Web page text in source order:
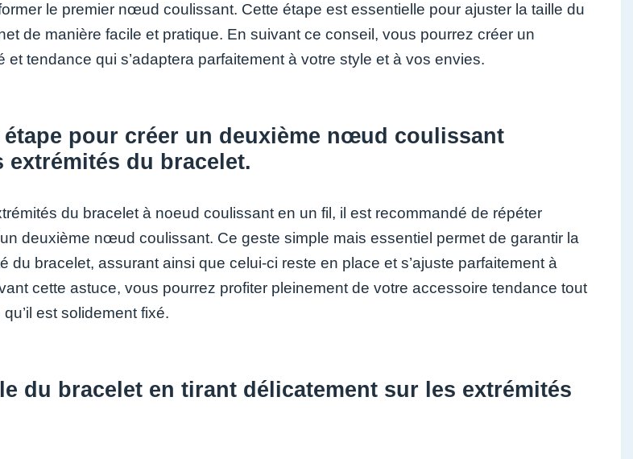
le premier nœud coulissant. Cette étape est essentielle pour ajuster la taille du
de manière facile et pratique. En suivant ce conseil, vous pourrez créer un
et tendance qui s’adaptera parfaitement à votre style et à vos envies.
étape pour créer un deuxième nœud coulissant
extrémités du bracelet.
du bracelet à noeud coulissant en un fil, il est recommandé de répéter
deuxième nœud coulissant. Ce geste simple mais essentiel permet de garantir la
du bracelet, assurant ainsi que celui-ci reste en place et s’ajuste parfaitement à
cette astuce, vous pourrez profiter pleinement de votre accessoire tendance tout
est solidement fixé.
du bracelet en tirant délicatement sur les extrémités